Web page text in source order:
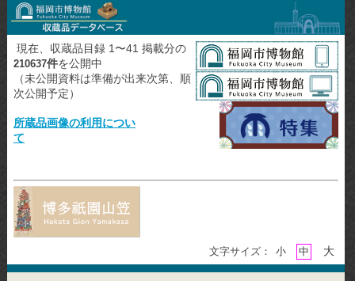
現在、収蔵品目録 1〜41 掲載分の
210637件を公開中
（未公開資料は準備が出来次第、順
次公開予定）
所蔵品画像の利用につい
て
文字サイズ： 小 中 大